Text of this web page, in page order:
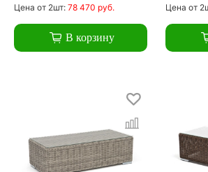
Цена от 2шт: 78 470 руб.
В корзину
Цена от